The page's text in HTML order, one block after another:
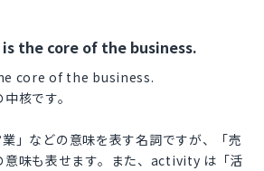
the core of the business.
core of the business.
核です。
」などの意味を表す名詞ですが、「売
意味も表せます。また、activity は「活